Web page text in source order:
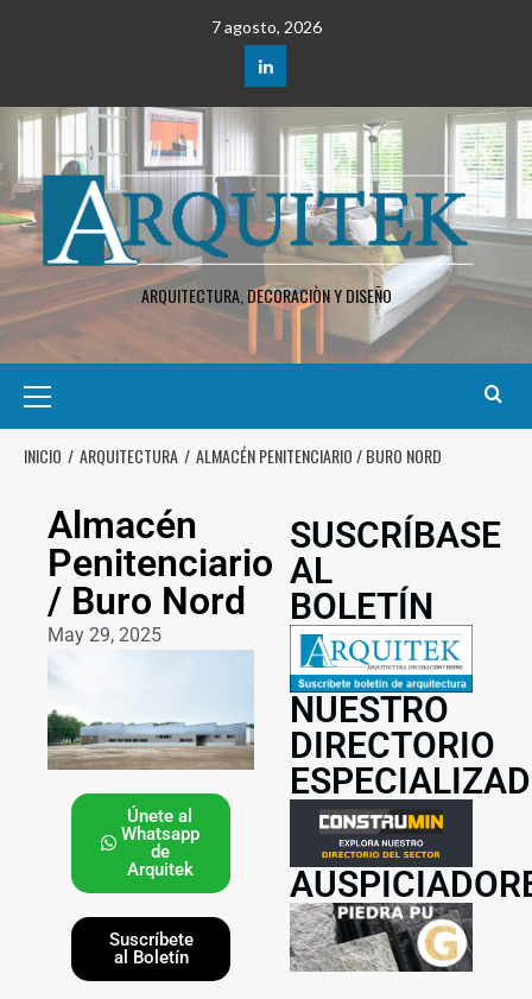
7 agosto, 2026
ARQUITECTURA, DECORACIÒN Y DISEÑO
INICIO ARQUITECTURA ALMACÉN PENITENCIARIO / BURO NORD
Almacén
Penitenciario
/ Buro Nord
May 29, 2025
Únete al
Whatsapp
de
Arquitek
Suscríbete
al Boletín
SUSCRÍBASE
AL
BOLETÍN
NUESTRO
DIRECTORIO